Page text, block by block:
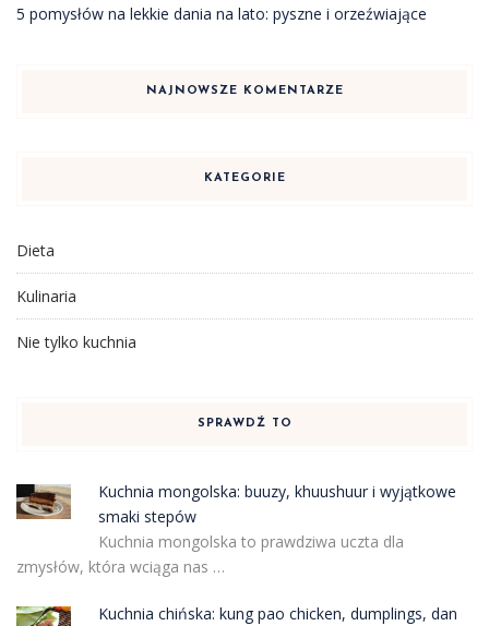
5 pomysłów na lekkie dania na lato: pyszne i orzeźwiające
NAJNOWSZE KOMENTARZE
KATEGORIE
Dieta
Kulinaria
Nie tylko kuchnia
SPRAWDŹ TO
Kuchnia mongolska: buuzy, khuushuur i wyjątkowe
smaki stepów
Kuchnia mongolska to prawdziwa uczta dla
zmysłów, która wciąga nas …
Kuchnia chińska: kung pao chicken, dumplings, dan